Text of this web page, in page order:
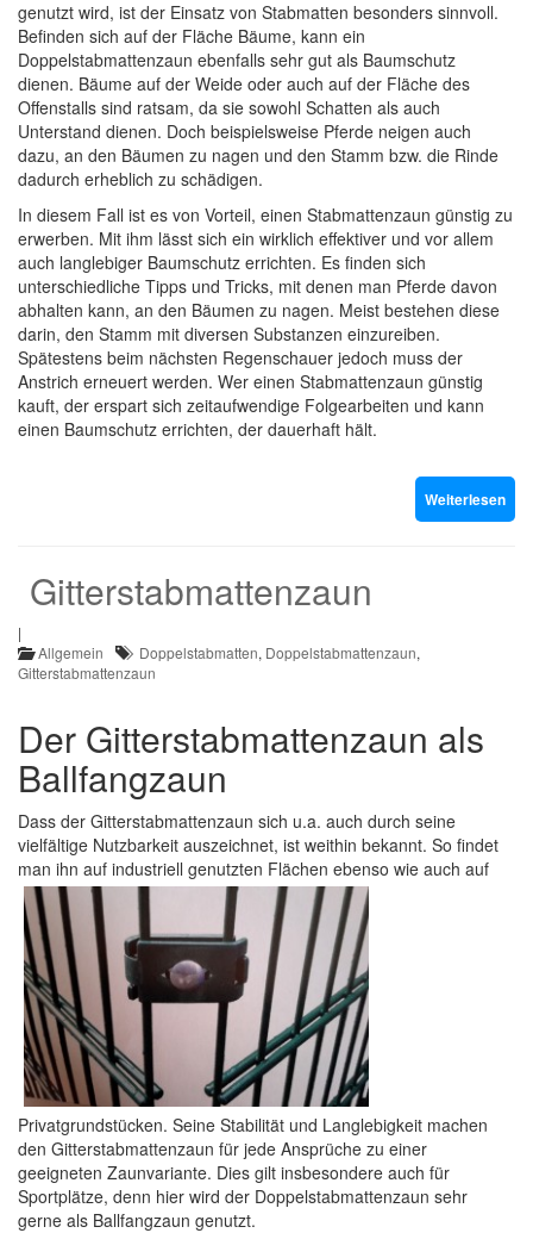
genutzt wird, ist der Einsatz von Stabmatten besonders sinnvoll.
Befinden sich auf der Fläche Bäume, kann ein
Doppelstabmattenzaun ebenfalls sehr gut als Baumschutz
dienen. Bäume auf der Weide oder auch auf der Fläche des
Offenstalls sind ratsam, da sie sowohl Schatten als auch
Unterstand dienen. Doch beispielsweise Pferde neigen auch
dazu, an den Bäumen zu nagen und den Stamm bzw. die Rinde
dadurch erheblich zu schädigen.
In diesem Fall ist es von Vorteil, einen Stabmattenzaun günstig zu
erwerben. Mit ihm lässt sich ein wirklich effektiver und vor allem
auch langlebiger Baumschutz errichten. Es finden sich
unterschiedliche Tipps und Tricks, mit denen man Pferde davon
abhalten kann, an den Bäumen zu nagen. Meist bestehen diese
darin, den Stamm mit diversen Substanzen einzureiben.
Spätestens beim nächsten Regenschauer jedoch muss der
Anstrich erneuert werden. Wer einen Stabmattenzaun günstig
kauft, der erspart sich zeitaufwendige Folgearbeiten und kann
einen Baumschutz errichten, der dauerhaft hält.
Weiterlesen
Gitterstabmattenzaun
|
Allgemein
Doppelstabmatten, Doppelstabmattenzaun,
Gitterstabmattenzaun
Der Gitterstabmattenzaun als
Ballfangzaun
Dass der Gitterstabmattenzaun sich u.a. auch durch seine
vielfältige Nutzbarkeit auszeichnet, ist weithin bekannt. So findet
man ihn auf industriell genutzten Flächen ebenso wie auch auf
Privatgrundstücken. Seine Stabilität und Langlebigkeit machen
den Gitterstabmattenzaun für jede Ansprüche zu einer
geeigneten Zaunvariante. Dies gilt insbesondere auch für
Sportplätze, denn hier wird der Doppelstabmattenzaun sehr
gerne als Ballfangzaun genutzt.